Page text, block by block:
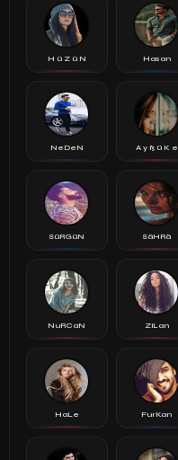
H ü Z ü N Hasan
NeDeN A y ß ü K e
SüRGüN SäHRä
NuRCaN ZiLan
HaLe FurKan